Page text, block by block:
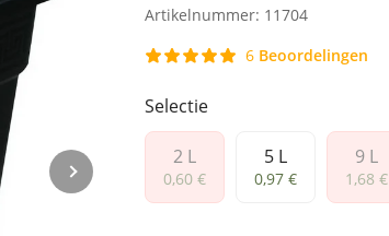
Artikelnummer: 11704
6 Beoordelingen
Selectie
2 L
2 L
0,60 €
5 L
5 L
0,97 €
9 L
9 L
1,68 €